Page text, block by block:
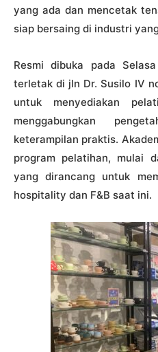
yang ada dan mencetak
siap bersaing di industri
Resmi dibuka pada
terletak di jln Dr. Susilo IV
untuk menyediakan
menggabungkan
keterampilan praktis.
program pelatihan, mulai
yang dirancang untuk
hospitality dan F&B saat ini.